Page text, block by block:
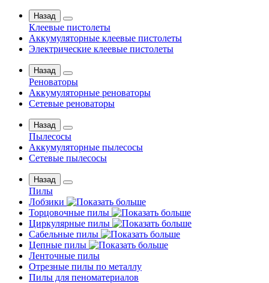
Назад
Клеевые пистолеты
Аккумуляторные клеевые пистолеты
Электрические клеевые пистолеты
Назад
Реноваторы
Аккумуляторные реноваторы
Сетевые реноваторы
Назад
Пылесосы
Аккумуляторные пылесосы
Сетевые пылесосы
Назад
Пилы
Лобзики
Торцовочные пилы
Циркулярные пилы
Сабельные пилы
Цепные пилы
Ленточные пилы
Отрезные пилы по металлу
Пилы для пеноматериалов